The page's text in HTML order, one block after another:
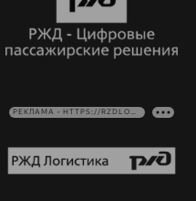
РЕКЛАМА • HTTPS://RZDLOG.RU/